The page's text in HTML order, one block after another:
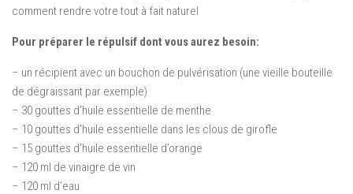
comment rendre votre tout à fait naturel
Pour préparer le répulsif dont vous aurez besoin:
– un récipient avec un bouchon de pulvérisation (une vieille bouteille
de dégraissant par exemple)
– 30 gouttes d’huile essentielle de menthe
– 10 gouttes d’huile essentielle dans les clous de girofle
– 15 gouttes d’huile essentielle d’orange
– 120 ml de vinaigre de vin
– 120 ml d’eau